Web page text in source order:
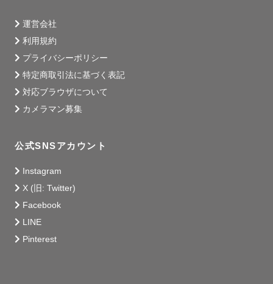
運営会社
利用規約
プライバシーポリシー
特定商取引法に基づく表記
対応ブラウザについて
カメラマン募集
公式SNSアカウント
Instagram
X (旧: Twitter)
Facebook
LINE
Pinterest